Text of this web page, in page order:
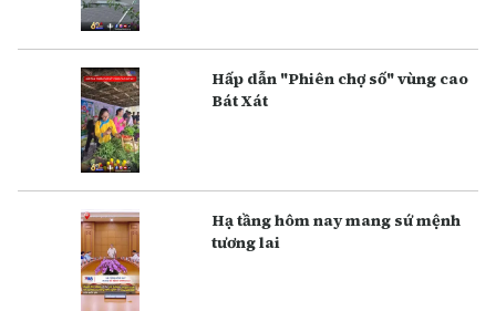
Hấp dẫn "Phiên chợ số" vùng cao
Bát Xát
Hạ tầng hôm nay mang sứ mệnh
tương lai